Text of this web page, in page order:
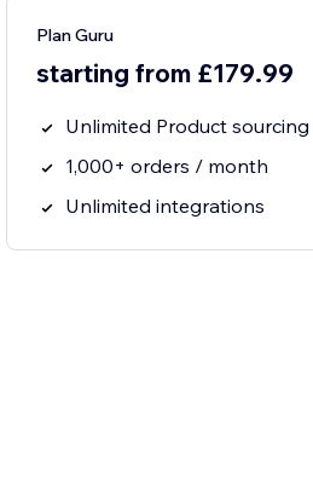
Plan Guru
starting from £179.99
Unlimited Product sourcing
1,000+ orders / month
Unlimited integrations